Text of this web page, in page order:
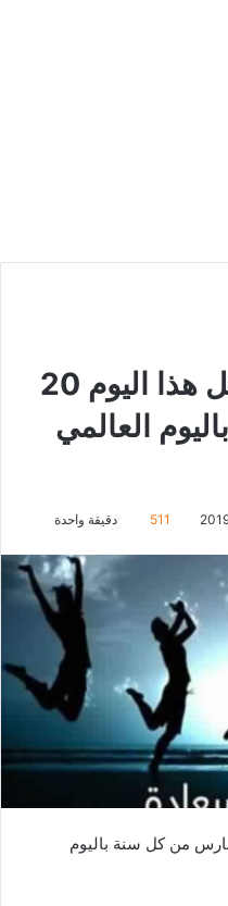
يحتفل العالم في مثل هذا اليوم 20
العالمي
511 دقيقة واحدة
العالم في مثل هذا اليوم 20 مارس من كل سنة باليوم